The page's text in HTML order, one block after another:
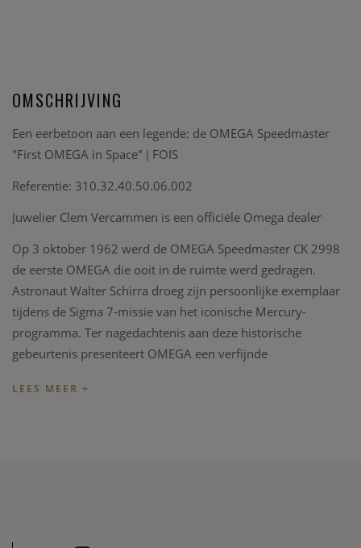
OMSCHRIJVING
Een eerbetoon aan een legende: de OMEGA Speedmaster
"First OMEGA in Space" | FOIS
Referentie: 310.32.40.50.06.002
Juwelier Clem Vercammen is een officiële Omega dealer
Op 3 oktober 1962 werd de OMEGA Speedmaster CK 2998
de eerste OMEGA die ooit in de ruimte werd gedragen.
Astronaut Walter Schirra droeg zijn persoonlijke exemplaar
tijdens de Sigma 7-missie van het iconische Mercury-
programma. Ter nagedachtenis aan deze historische
gebeurtenis presenteert OMEGA een verfijnde
oorspronkelijke model uit de tweede generatie Speedmaster